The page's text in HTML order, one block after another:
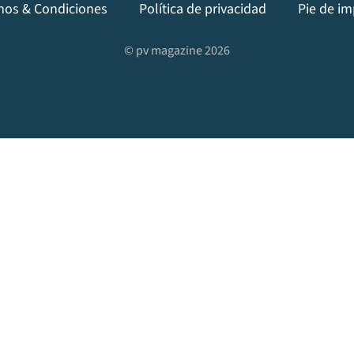
& Condiciones Política de privacidad Pie de
© pv magazine 2026